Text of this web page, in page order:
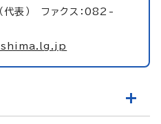
表） ファクス：082-